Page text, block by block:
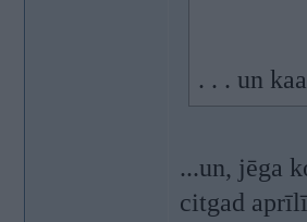
. . . un
...un, jēga
citgad